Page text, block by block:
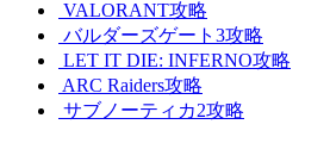
VALORANT攻略
バルダーズゲート3攻略
LET IT DIE: INFERNO攻略
ARC Raiders攻略
サブノーティカ2攻略